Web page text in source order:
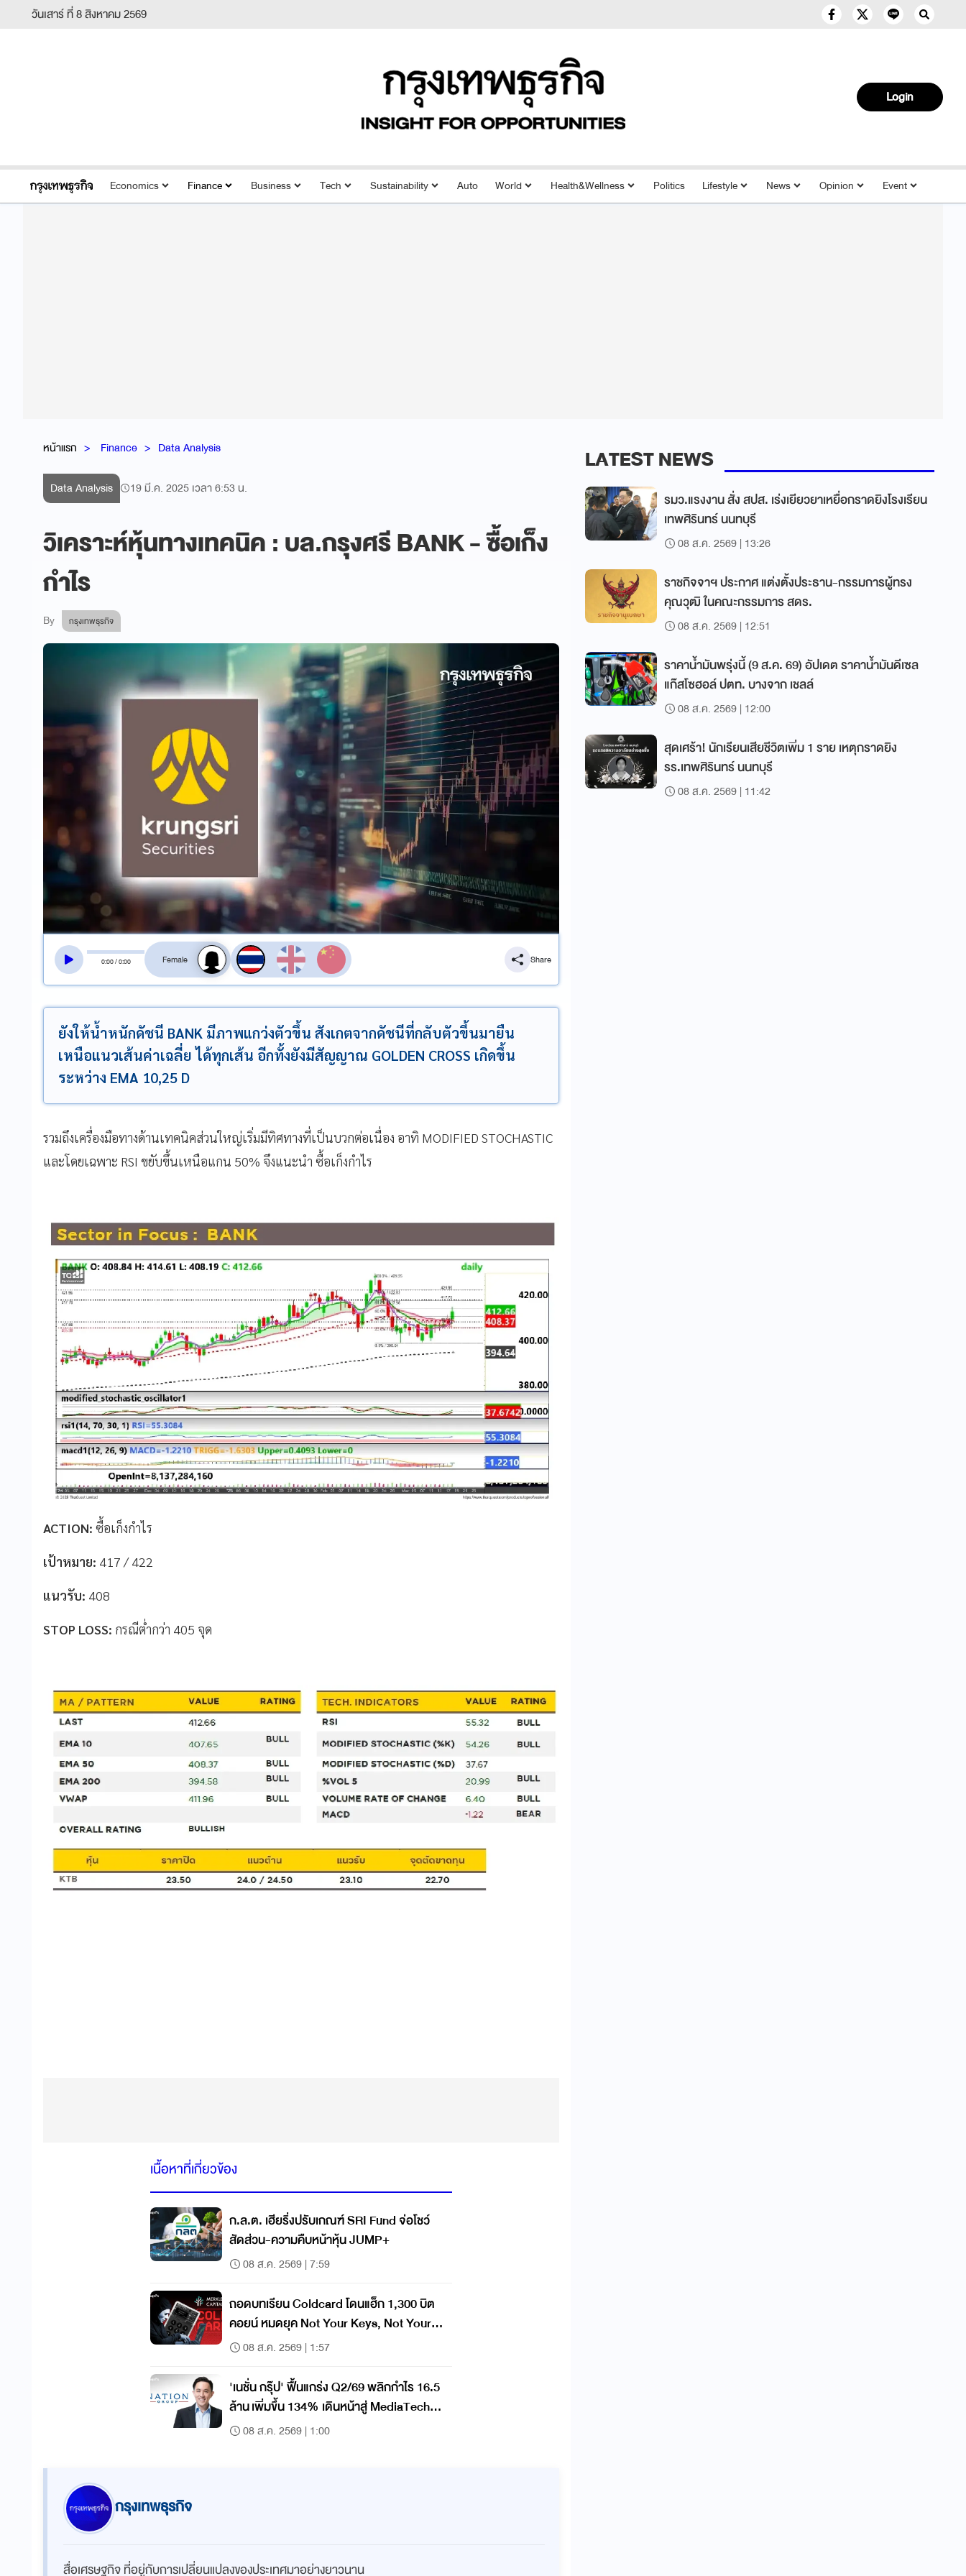
วันเสาร์ ที่ 8 สิงหาคม 2569
Login
Economics Finance Business Tech Sustainability Auto World Health&Wellness Politics Lifestyle News Opinion Event
หน้าแรก Finance Data Analysis
Data Analysis 19 มี.ค. 2025 เวลา 6:53 น.
วิเคราะห์หุ้นทางเทคนิค : บล.กรุงศรี BANK - ซื้อเก็ง
กำไร
By กรุงเทพธุรกิจ
0:00/0:00
สลับเสียงอ่าน
Share
ยังให้น้ำหนักดัชนี BANK มีภาพแกว่งตัวขึ้น สังเกตจากดัชนีที่กลับตัวขึ้นมายืน
เหนือแนวเส้นค่าเฉลี่ย ได้ทุกเส้น อีกทั้งยังมีสัญญาณ GOLDEN CROSS เกิดขึ้น
ระหว่าง EMA 10,25 D
รวมถึงเครื่องมือทางด้านเทคนิคส่วนใหญ่เริ่มมีทิศทางที่เป็นบวกต่อเนื่อง อาทิ MODIFIED STOCHASTIC
และโดยเฉพาะ RSI ขยับขึ้นเหนือแกน 50% จึงแนะนำ ซื้อเก็งกำไร
ACTION: ซื้อเก็งกำไร
เป้าหมาย: 417 / 422
แนวรับ: 408
STOP LOSS: กรณีต่ำกว่า 405 จุด
เนื้อหาที่เกี่ยวข้อง
ก.ล.ต. เฮียริ่งปรับเกณฑ์ SRI Fund จ่อโชว์
สัดส่วน-ความคืบหน้าหุ้น JUMP+
08 ส.ค. 2569 | 7:59
ถอดบทเรียน Coldcard โดนแฮ็ก 1,300 บิต
คอยน์ หมดยุค Not Your Keys, Not Your
Coins?
08 ส.ค. 2569 | 1:57
'เนชั่น กรุ๊ป' ฟื้นแกร่ง Q2/69 พลิกกำไร 16.5
ล้าน เพิ่มขึ้น 134% เดินหน้าสู่ MediaTech
เต็มรูปแบบ
08 ส.ค. 2569 | 1:00
กรุงเทพธุรกิจ
สื่อเศรษฐกิจ ที่อยู่กับการเปลี่ยนแปลงของประเทศมาอย่างยาวนาน
LATEST NEWS
รมว.แรงงาน สั่ง สปส. เร่งเยียวยาเหยื่อกราดยิงโรงเรียน
เทพศิรินทร์ นนทบุรี
08 ส.ค. 2569 | 13:26
ราชกิจจาฯ ประกาศ แต่งตั้งประธาน-กรรมการผู้ทรง
คุณวุฒิ ในคณะกรรมการ สดร.
08 ส.ค. 2569 | 12:51
ราคาน้ำมันพรุ่งนี้ (9 ส.ค. 69) อัปเดต ราคาน้ำมันดีเซล
แก๊สโซฮอล์ ปตท. บางจาก เชลล์
08 ส.ค. 2569 | 12:00
สุดเศร้า! นักเรียนเสียชีวิตเพิ่ม 1 ราย เหตุกราดยิง
รร.เทพศิรินทร์ นนทบุรี
08 ส.ค. 2569 | 11:42